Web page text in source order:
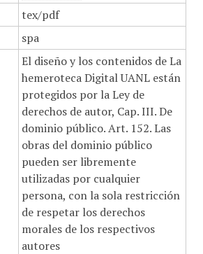
tex/pdf
spa
El diseño y los contenidos de La
hemeroteca Digital UANL están
protegidos por la Ley de
derechos de autor, Cap. III. De
dominio público. Art. 152. Las
obras del dominio público
pueden ser libremente
utilizadas por cualquier
persona, con la sola restricción
de respetar los derechos
morales de los respectivos
autores